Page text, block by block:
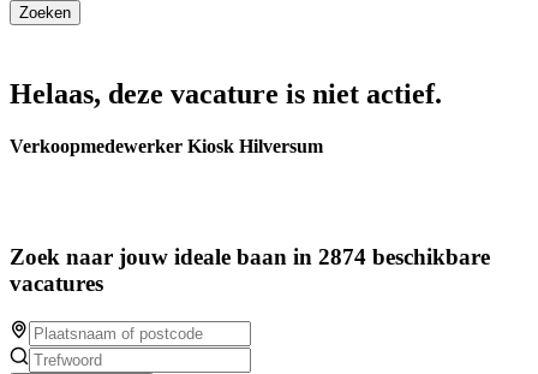
Helaas, deze vacature is niet actief.
Verkoopmedewerker Kiosk Hilversum
Zoek naar jouw ideale baan in 2874 beschikbare
vacatures